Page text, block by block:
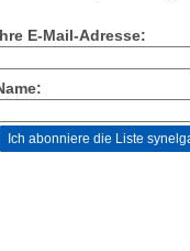
E-Mail-Adresse: